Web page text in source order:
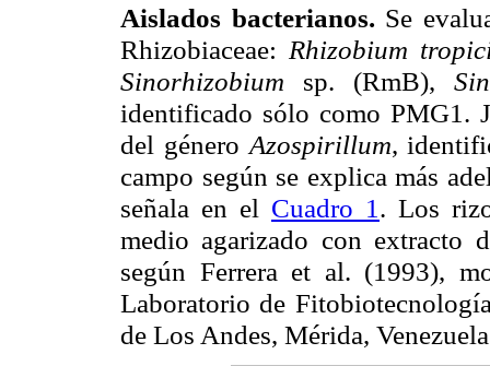
Aislados bacterianos. Se
Rhizobiaceae: Rhizobium
Sinorhizobium sp. (RmB),
identificado sólo como PMG1.
del género Azospirillum,
campo según se explica más
señala en el Cuadro 1 . Los
medio agarizado con extracto
según Ferrera et al. (1993),
Laboratorio de
de Los Andes, Mérida,